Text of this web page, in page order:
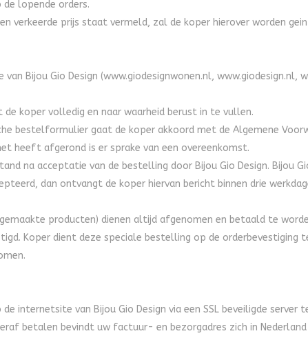
de lopende orders.
verkeerde prijs staat vermeld, zal de koper hierover worden
Bijou Gio Design (www.giodesignwonen.nl, www.giodesign.nl,
koper volledig en naar waarheid berust in te vullen.
bestelformulier gaat de koper akkoord met de Algemene
heeft afgerond is er sprake van een overeenkomst.
na acceptatie van de bestelling door Bijou Gio Design. Bijou
dan ontvangt de koper hiervan bericht binnen drie
producten) dienen altijd afgenomen en betaald te
Koper dient deze speciale bestelling op de
internetsite van Bijou Gio Design via een SSL beveiligde
betalen bevindt uw factuur- en bezorgadres zich in